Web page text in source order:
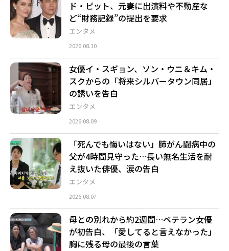
エンタメ
ド・ピット、元妻に出演料や不動産な
ど“財務記録”の提出を要求
2026.08.10
エンタメ
女優イ・スギョン、ソン・ウニ＆キム・
スクからの「将来シルバータウン同居」
の誘いを告白
2026.08.09
エンタメ
「死んでも悔いはない」肺がん闘病中の
父が4時間見守った…長い無名生活を耐
え抜いた俳優、涙の告白
2026.08.07
母との別れから約2週間…ベテラン女優
が初告白、「愛してると言えなかった」
胸に残る母の最後の言葉